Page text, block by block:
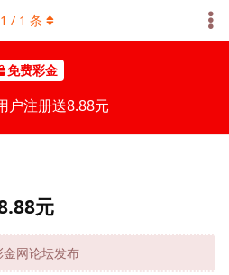
免费彩金
户注册送8.88元
1 / 1 条
元
网论坛发布